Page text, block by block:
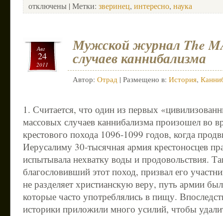
отключены | Метки: зверинец, интересно, наука
Авг
24
2011
Мужской журнал The
случаев каннибализма
Автор: Отрад | Размещено в: История,
1. Считается, что один из первых
массовых случаев каннибализма произошел во
крестового похода 1096-1099 годов, когда
Иерусалиму 30-тысячная армия крестоносцев
испытывала нехватку воды и продовольствия.
благословивший этот поход, призвал его
не разделяет христианскую веру, путь армии
которые часто употреблялись в пищу.
историки приложили много усилий, чтобы